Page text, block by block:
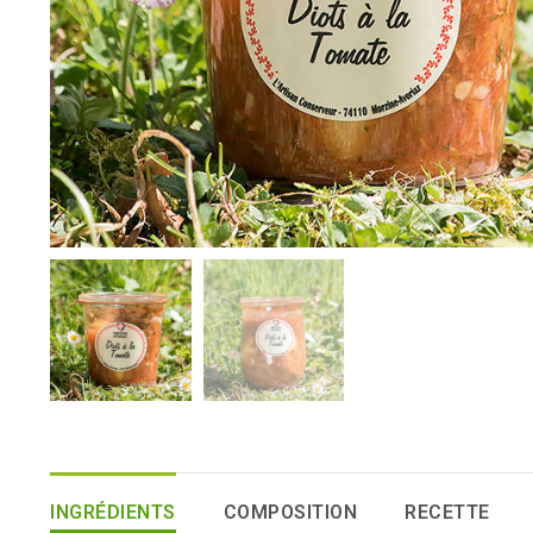
INGRÉDIENTS COMPOSITION RECETTE